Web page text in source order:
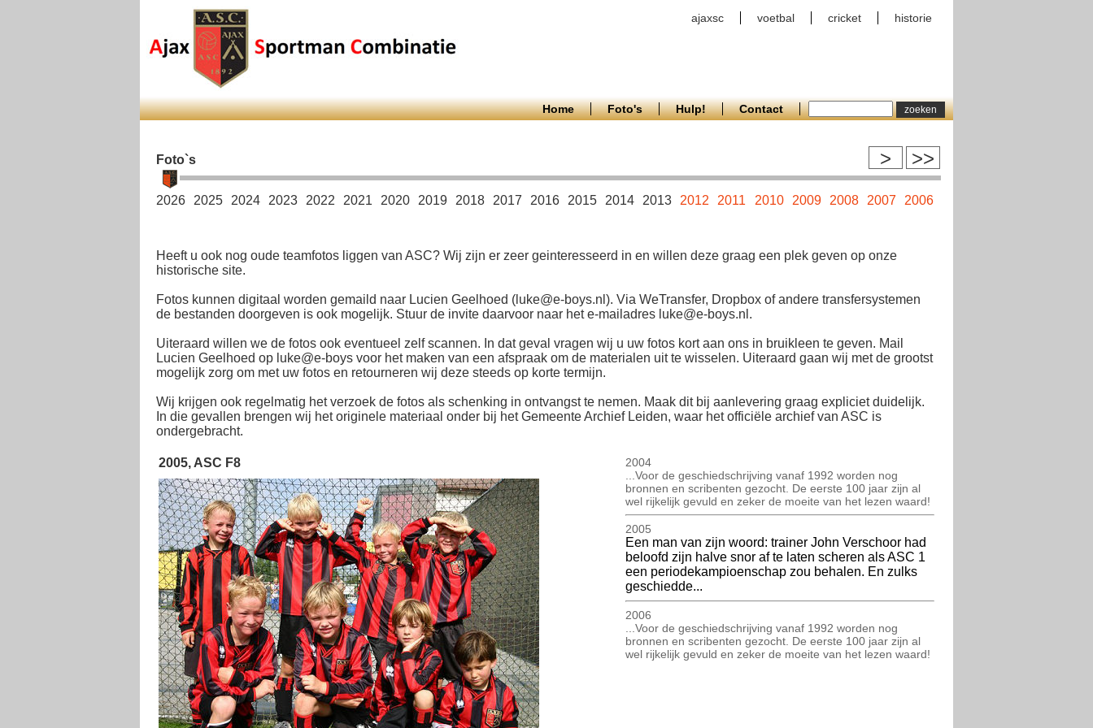
ajaxsc voetbal cricket historie
Home Foto's Hulp! Contact
Foto`s > >>
2026 2025 2024 2023 2022 2021 2020 2019 2018 2017 2016 2015 2014 2013 2012 2011 2010 2009 2008 2007 2006
Heeft u ook nog oude teamfotos liggen van ASC? Wij zijn er zeer geinteresseerd in en willen deze graag een plek geven op onze
historische site.
Fotos kunnen digitaal worden gemaild naar Lucien Geelhoed (luke@e-boys.nl). Via WeTransfer, Dropbox of andere transfersystemen
de bestanden doorgeven is ook mogelijk. Stuur de invite daarvoor naar het e-mailadres luke@e-boys.nl.
Uiteraard willen we de fotos ook eventueel zelf scannen. In dat geval vragen wij u uw fotos kort aan ons in bruikleen te geven. Mail
Lucien Geelhoed op luke@e-boys voor het maken van een afspraak om de materialen uit te wisselen. Uiteraard gaan wij met de grootst
mogelijk zorg om met uw fotos en retourneren wij deze steeds op korte termijn.
Wij krijgen ook regelmatig het verzoek de fotos als schenking in ontvangst te nemen. Maak dit bij aanlevering graag expliciet duidelijk.
In die gevallen brengen wij het originele materiaal onder bij het Gemeente Archief Leiden, waar het officiële archief van ASC is
ondergebracht.
2005, ASC F8
2004
...Voor de geschiedschrijving vanaf 1992 worden nog
bronnen en scribenten gezocht. De eerste 100 jaar zijn al
wel rijkelijk gevuld en zeker de moeite van het lezen waard!
2005
Een man van zijn woord: trainer John Verschoor had
beloofd zijn halve snor af te laten scheren als ASC 1
een periodekampioenschap zou behalen. En zulks
geschiedde...
2006
...Voor de geschiedschrijving vanaf 1992 worden nog
bronnen en scribenten gezocht. De eerste 100 jaar zijn al
wel rijkelijk gevuld en zeker de moeite van het lezen waard!